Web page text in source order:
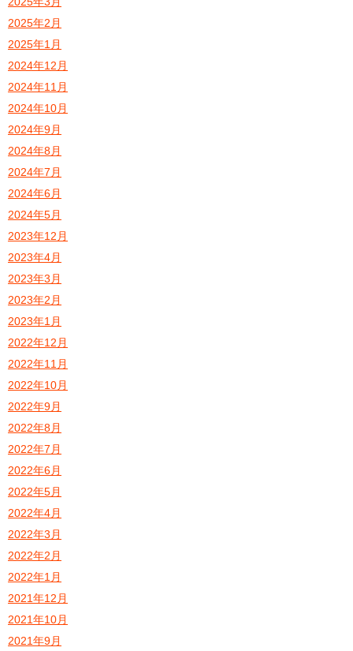
2025年2月
2025年1月
2024年12月
2024年11月
2024年10月
2024年9月
2024年8月
2024年7月
2024年6月
2024年5月
2023年12月
2023年4月
2023年3月
2023年2月
2023年1月
2022年12月
2022年11月
2022年10月
2022年9月
2022年8月
2022年7月
2022年6月
2022年5月
2022年4月
2022年3月
2022年2月
2022年1月
2021年12月
2021年10月
2021年9月